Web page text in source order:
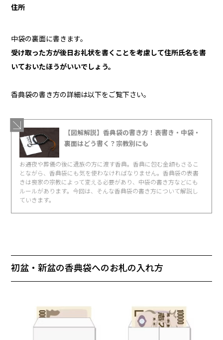
住所
中袋の裏面に書きます。
受け取った方が後日お礼状を書くことを考慮して住所氏名を書
いておいたほうがいいでしょう。
香典袋の書き方の詳細は以下をご覧下さい。
【図解解説】香典袋の書き方！表書き・中袋・
裏面はどう書く？宗教別にも
お通夜や葬儀の後に遺族の方に渡す香典。香典に包む金額もさるこ
とながら、香典袋にも気を使わなければなりません。香典袋の表書
きは喪家の宗教によって変える必要があり、中袋の書き方などにも
ルールがあります。今回は、そんな香典袋の書き方について解説し
ていきます。
初盆・新盆の香典袋へのお札の入れ方